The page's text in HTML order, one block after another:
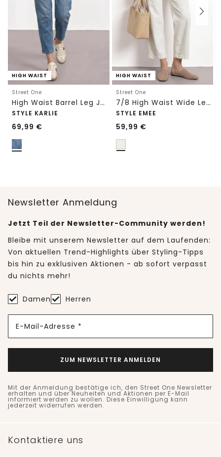
HIGH WAIST
Street One
High Waist Barrel Leg Jeans im Loose Fit
STYLE KARLIE
69,99 €
HIGH WAIST
Street One
7/8 High Waist Wide Leg Jeans im Loose Fit
STYLE EMEE
59,99 €
Newsletter Anmeldung
Jetzt Teil der Newsletter-Community werden!
Bleibe mit unserem Newsletter auf dem Laufenden:
Von aktuellen Trend-Highlights über Styling-Tipps
bis hin zu exklusiven Aktionen - ab sofort verpasst
du nichts mehr!
Damen Herren
E-Mail-Adresse *
ZUM NEWSLETTER ANMELDEN
Mit der Anmeldung bestätige ich, den Street One Newsletter
erhalten und über Neuheiten und Aktionen per E-Mail
informiert werden zu wollen. Diese Einwilligung kann
jederzeit widerrufen werden.
Kontaktiere uns